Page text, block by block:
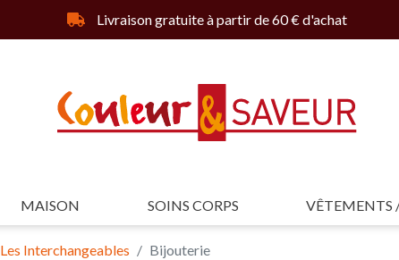
Livraison gratuite à partir de 60 € d'achat
MAISON SOINS CORPS VÊTEMENTS
Les Interchangeables Bijouterie